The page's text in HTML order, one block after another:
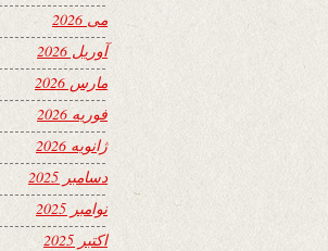
می 2026
آوریل 2026
مارس 2026
فوریه 2026
ژانویه 2026
دسامبر 2025
نوامبر 2025
اکتبر 2025